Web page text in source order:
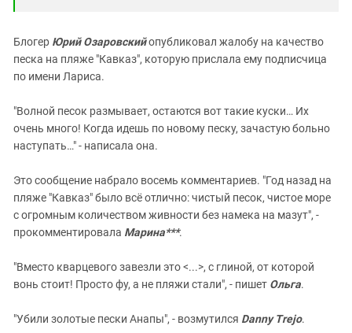
Блогер Юрий Озаровскийопубликовал жалобу на качество
песка на пляже "Кавказ", которую прислала ему подписчица
по имени Лариса.
"Волной песок размывает, остаются вот такие куски… Их
очень много! Когда идешь по новому песку, зачастую больно
наступать…" - написала она.
Это сообщение набрало восемь комментариев. "Год назад на
пляже "Кавказ" было всё отлично: чистый песок, чистое море
с огромным количеством живности без намека на мазут", -
прокомментировала Марина***.
"Вместо кварцевого завезли это <...>, с глиной, от которой
вонь стоит! Просто фу, а не пляжи стали", - пишет Ольга.
"Убили золотые пески Анапы", - возмутился Danny Trejo.